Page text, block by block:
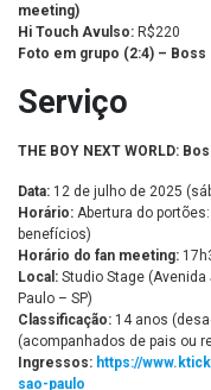
meeting)
Hi Touch Avulso: R$220
Foto em grupo (2:4) –
Serviço
THE BOY NEXT WORLD:
Data: 12 de julho de 2025
Horário: Abertura do
benefícios)
Horário do fan meeting:
Local: Studio Stage (Avenida
Paulo – SP)
Classificação: 14 anos
(acompanhados de pais ou
Ingressos: https://
sao-paulo